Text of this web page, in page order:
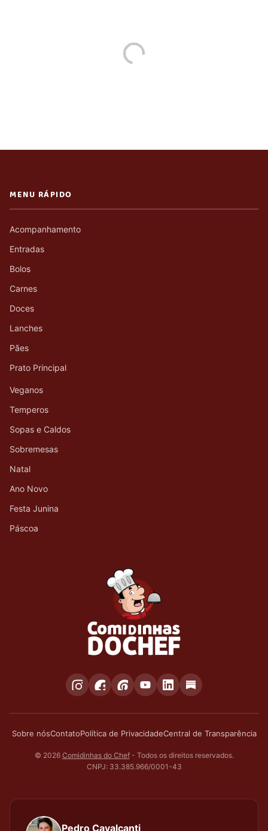
MENU RÁPIDO
Acompanhamento
Entradas
Bolos
Carnes
Doces
Lanches
Pães
Prato Principal
Veganos
Temperos
Sopas e Caldos
Sobremesas
Natal
Ano Novo
Festa Junina
Páscoa
Sobre nósContatoPolítica de PrivacidadeCentral de Transparência
© 2026 Comidinhas do Chef- Todos os direitos reservados.
CNPJ: 33.385.966/0001-43
Pedro Cavalcanti